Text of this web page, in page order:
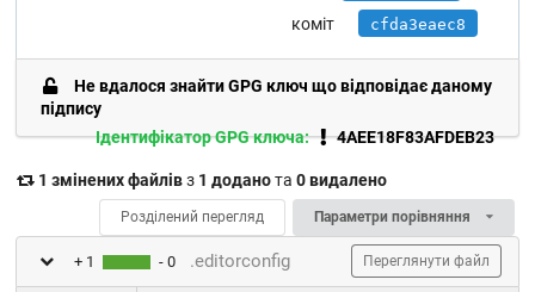
коміт cfda3eaec8
Не вдалося знайти GPG ключ що відповідає даному
підпису
Ідентифікатор GPG ключа:
4AEE18F83AFDEB23
1 змінених файлівз 1 доданота 0 видалено
Розділений перегляд Параметри порівняння
+ 1 - 0 .editorconfig Переглянути файл